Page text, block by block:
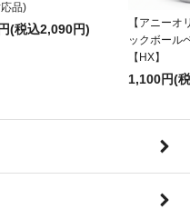
品)
(税込2,090円)
【アニーオ
ックボール
【HX】
1,100円(